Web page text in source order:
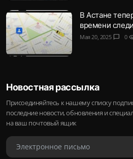
В Астане
времени
Мая 20, 2025 chat_bubble 0
Новостная рассылка
Присоединяйтесь к нашему списку
последние новости, обновления и
на ваш почтовый ящик